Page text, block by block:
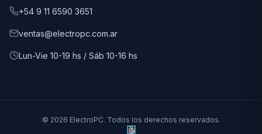
+54 9 11 6590 3651
ventas@electropc.com.ar
Lun-Vie 10-19 hs / Sáb 10-16 hs
© 2026 ElectroPC. Todos los derechos reservados.